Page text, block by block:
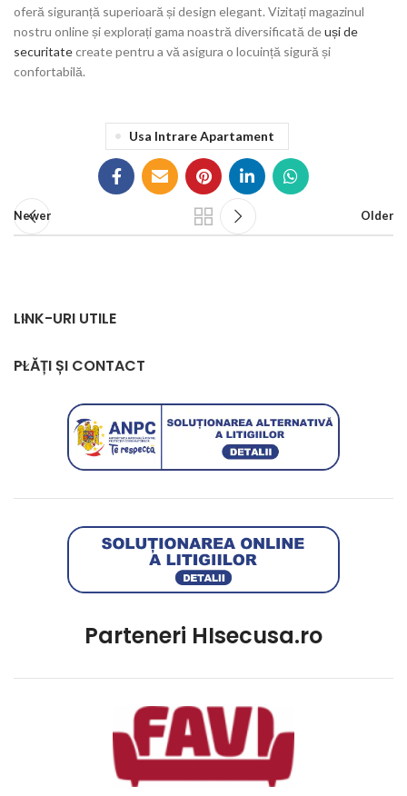
oferă siguranță superioară și design elegant. Vizitați magazinul
nostru online și explorați gama noastră diversificată deuși de
securitatecreate pentru a vă asigura o locuință sigură și
confortabilă.
Usa Intrare Apartament
Newer Older
LINK-URI UTILE
PLĂȚI ȘI CONTACT
Parteneri HIsecusa.ro